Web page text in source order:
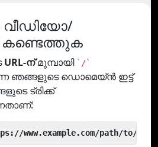
വീഡിയോ/
URL-ന്മുമ്പായി `/`
ഞങ്ങളുടെ ഡൊമെയ്ൻ ഇട്ട്
ട്രിക്ക്
www.example.com/path/to/